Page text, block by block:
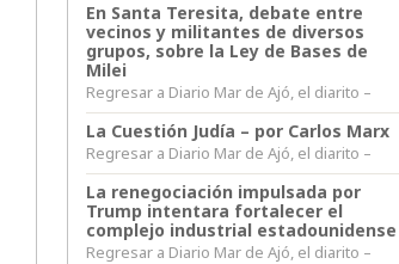
En Santa Teresita, debate entre
vecinos y militantes de diversos
grupos, sobre la Ley de Bases de
Milei
Regresar a Diario Mar de Ajó, el diarito –
La Cuestión Judía – por Carlos Marx
Regresar a Diario Mar de Ajó, el diarito –
La renegociación impulsada por
Trump intentara fortalecer el
complejo industrial estadounidense
Regresar a Diario Mar de Ajó, el diarito –